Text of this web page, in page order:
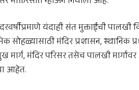
यंदाही संत मुक्ताईंची
सोहळ्यासाठी मंदिर प्रशासन, स्थानिक
मार्ग, मंदिर परिसर तसेच पालखी
आहेत.